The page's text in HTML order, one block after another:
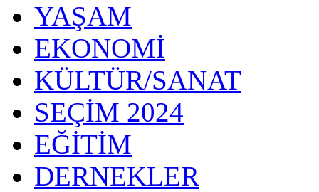
YAŞAM
EKONOMİ
KÜLTÜR/SANAT
SEÇİM 2024
EĞİTİM
DERNEKLER